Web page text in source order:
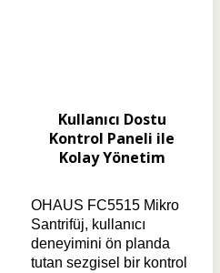
Kullanıcı Dostu
Kontrol Paneli ile
Kolay Yönetim
OHAUS FC5515 Mikro
Santrifüj, kullanıcı
deneyimini ön planda
tutan sezgisel bir kontrol